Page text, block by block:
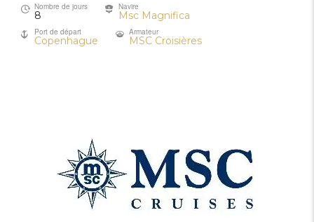
Nombre de jours
8
Navire
Msc Magnifica
Port de départ
Copenhague
Armateur
MSC Croisières